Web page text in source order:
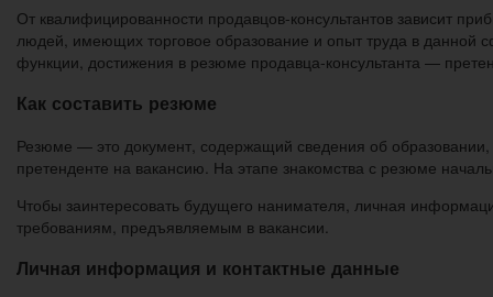
От квалифицированности продавцов-консультантов зависит
людей, имеющих торговое образование и опыт труда в данной
функции, достижения в резюме продавца-консультанта —
Как составить резюме
Резюме — это документ, содержащий сведения об
претенденте на вакансию. На этапе знакомства с резюме
Чтобы заинтересовать будущего нанимателя, личная
требованиям, предъявляемым в вакансии.
Личная информация и контактные данные